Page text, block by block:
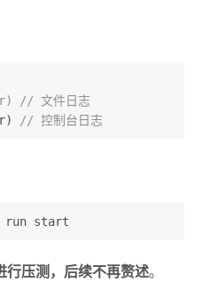
// 文件日志
// 控制台日志
run start
行压测，后续不再赘述。